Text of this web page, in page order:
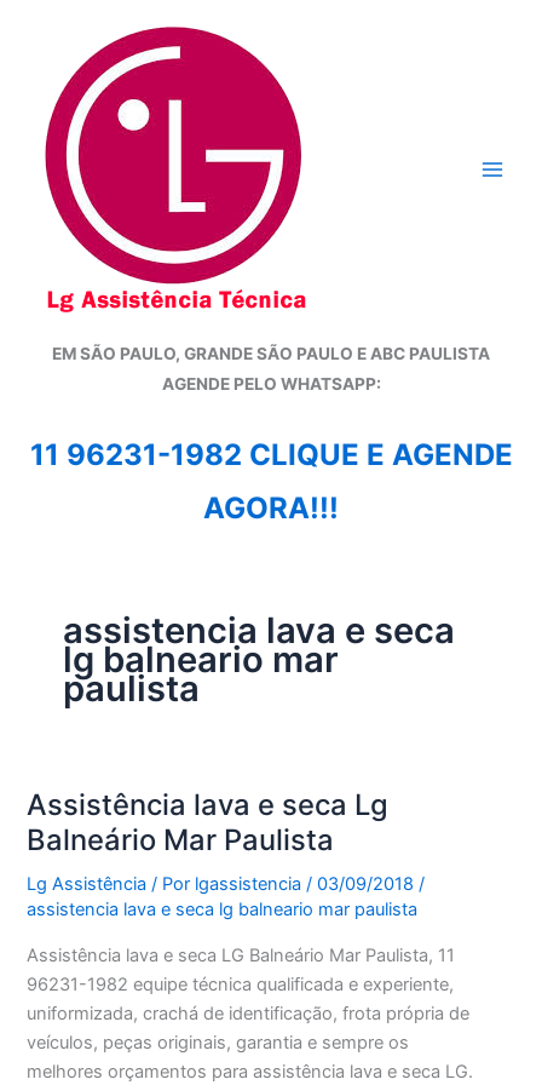
conteúdo
EM SÃO PAULO, GRANDE SÃO PAULO E ABC PAULISTA
AGENDE PELO WHATSAPP:
11 96231-1982 CLIQUE E AGENDE
AGORA!!!
assistencia lava e seca
lg balneario mar
paulista
Assistência lava e seca Lg
Balneário Mar Paulista
Lg Assistência / Por lgassistencia/03/09/2018 /
assistencia lava e seca lg balneario mar paulista
Assistência lava e seca LG Balneário Mar Paulista, 11
96231-1982 equipe técnica qualificada e experiente,
uniformizada, crachá de identificação, frota própria de
veículos, peças originais, garantia e sempre os
melhores orçamentos para assistência lava e seca LG.